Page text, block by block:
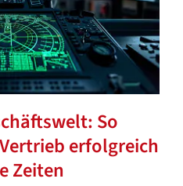
So
erfolgreich
Zeiten